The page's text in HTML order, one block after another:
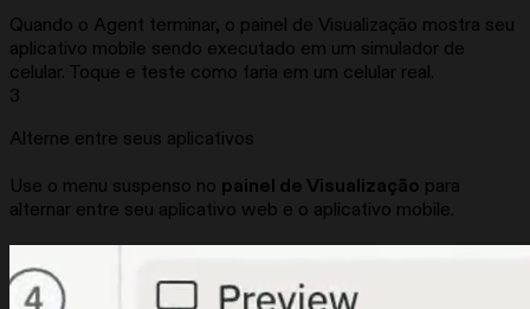
Quando o Agent terminar, o painel de Visualização mostra seu
aplicativo mobile sendo executado em um simulador de
celular. Toque e teste como faria em um celular real.
3
Alterne entre seus aplicativos
Use o menu suspenso no painel de Visualização para
alternar entre seu aplicativo web e o aplicativo mobile.